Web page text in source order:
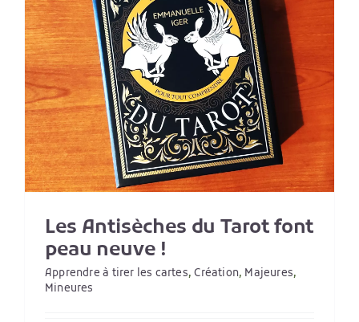
Les Antisèches du Tarot font
peau neuve !
Apprendre à tirer les cartes,Création, Majeures,
Mineures